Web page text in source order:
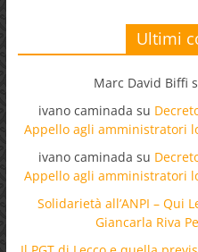
Ultimi
Marc David Biffi
ivano caminada su
Appello agli amministratori
ivano caminada su
Appello agli amministratori
Solidarietà all’ANPI – Qui
Giancarla Riva